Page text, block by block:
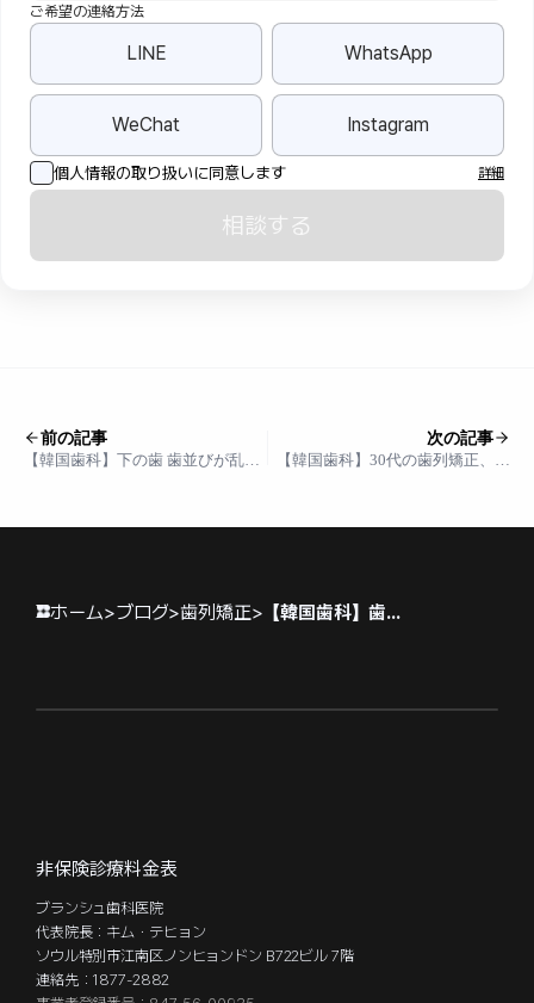
ご希望の連絡方法
LINE WhatsApp
WeChat Instagram
個人情報の取り扱いに同意します 詳細
相談する
前の記事
【韓国歯科】下の歯 歯並びが乱れ
次の記事
【韓国歯科】30代の歯列矯正、今
ホーム>ブログ>歯列矯正> 【韓国歯科】歯列矯正の保定装置、装着しなくても大丈夫？ 生涯維持が必要な理由
非保険診療料金表
ブランシュ歯科医院
代表院長：キム・テヒョン
ソウル特別市江南区ノンヒョンドン B722ビル 7階
連絡先：1877-2882